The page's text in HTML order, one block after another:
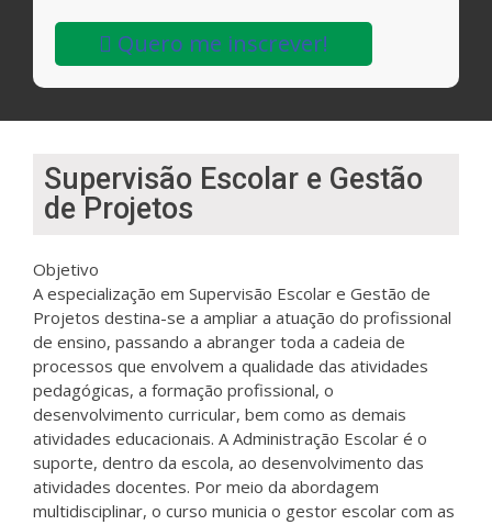
Quero me inscrever!
Supervisão Escolar e Gestão
de Projetos
Objetivo
A especialização em Supervisão Escolar e Gestão de
Projetos destina-se a ampliar a atuação do profissional
de ensino, passando a abranger toda a cadeia de
processos que envolvem a qualidade das atividades
pedagógicas, a formação profissional, o
desenvolvimento curricular, bem como as demais
atividades educacionais. A Administração Escolar é o
suporte, dentro da escola, ao desenvolvimento das
atividades docentes. Por meio da abordagem
multidisciplinar, o curso municia o gestor escolar com as